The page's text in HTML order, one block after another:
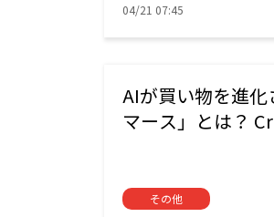
04/21 07:45
AIが買い物を進
マース」とは？
その他